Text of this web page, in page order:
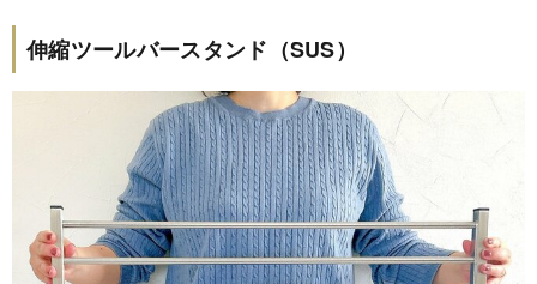
伸縮ツールバースタンド（SUS）